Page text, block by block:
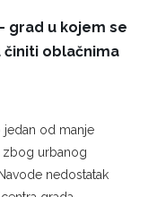
grad u kojem se
činiti oblačnima
od manje
zbog urbanog
nedostatak